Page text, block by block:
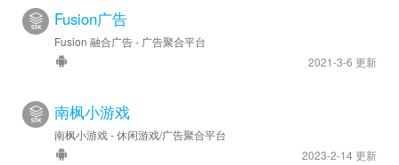
Fusion广告
Fusion 融合广告 - 广告聚合平台
2021-3-6 更新
南枫小游戏
南枫小游戏 - 休闲游戏/广告聚合平台
2023-2-14 更新